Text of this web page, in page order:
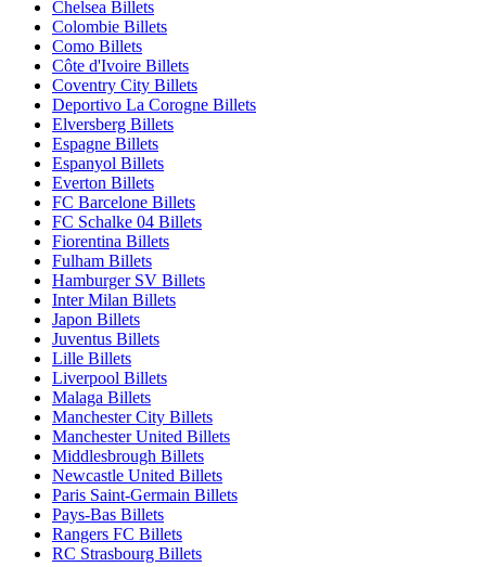
Chelsea Billets
Colombie Billets
Como Billets
Côte d'Ivoire Billets
Coventry City Billets
Deportivo La Corogne Billets
Elversberg Billets
Espagne Billets
Espanyol Billets
Everton Billets
FC Barcelone Billets
FC Schalke 04 Billets
Fiorentina Billets
Fulham Billets
Hamburger SV Billets
Inter Milan Billets
Japon Billets
Juventus Billets
Lille Billets
Liverpool Billets
Malaga Billets
Manchester City Billets
Manchester United Billets
Middlesbrough Billets
Newcastle United Billets
Paris Saint-Germain Billets
Pays-Bas Billets
Rangers FC Billets
RC Strasbourg Billets